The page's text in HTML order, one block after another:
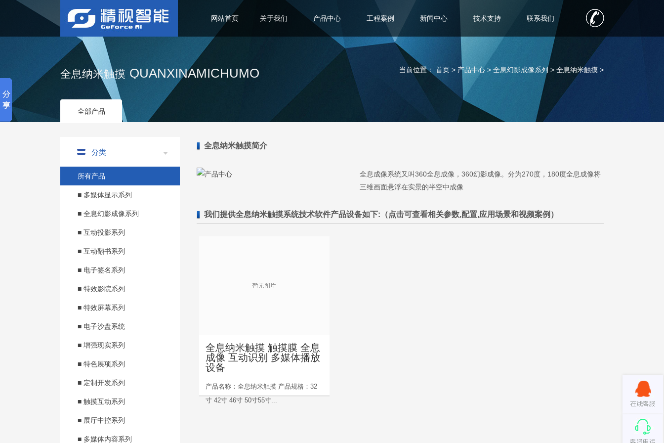
网站首页 关于我们 产品中心 工程案例 新闻中心 技术支持 联系我们
全息纳米触摸 QUANXINAMICHUMO 当前位置： 首页 > 产品中心 > 全息幻影成像系列 > 全息纳米触摸 >
全部产品
分类
所有产品
■ 多媒体显示系列
■ 全息幻影成像系列
■ 互动投影系列
■ 互动翻书系列
■ 电子签名系列
■ 特效影院系列
■ 特效屏幕系列
■ 电子沙盘系统
■ 增强现实系列
■ 特色展项系列
■ 定制开发系列
■ 触摸互动系列
■ 展厅中控系列
■ 多媒体内容系列
全息纳米触摸简介
全息成像系统又叫360全息成像，360幻影成像。分为270度，180度全息成像将
三维画面悬浮在实景的半空中成像
我们提供全息纳米触摸系统技术软件产品设备如下:（点击可查看相关参数,配置,应用场景和视频案例）
全息纳米触摸 触摸膜 全息
成像 互动识别 多媒体播放
设备
产品名称：全息纳米触摸 产品规格：32
寸 42寸 46寸 50寸55寸...